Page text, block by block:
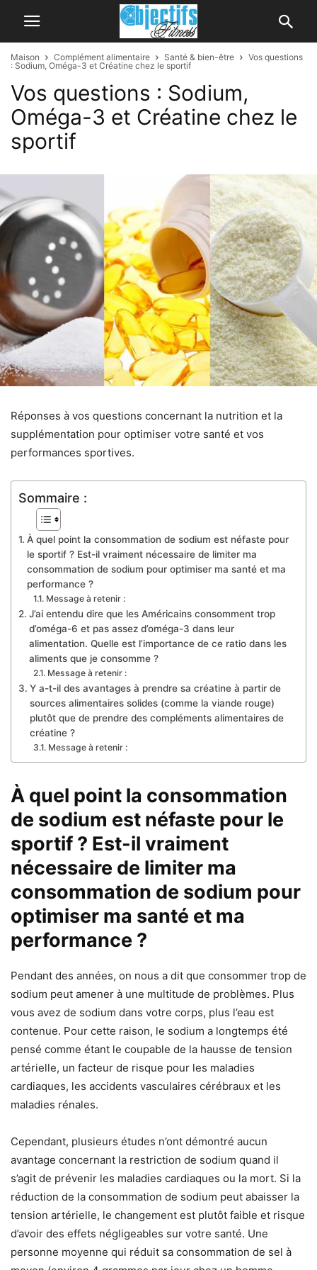
Maison Complément alimentaire Santé & bien-être
Vos questions
: Sodium, Oméga-3 et Créatine chez le sportif
Vos questions : Sodium,
Oméga-3 et Créatine chez le
sportif
Réponses à vos questions concernant la nutrition et la
supplémentation pour optimiser votre santé et vos
performances sportives.
Sommaire :
À quel point la consommation de sodium est néfaste pour
le sportif ? Est-il vraiment nécessaire de limiter ma
consommation de sodium pour optimiser ma santé et ma
performance ?
Message à retenir :
J’ai entendu dire que les Américains consomment trop
d’oméga-6 et pas assez d’oméga-3 dans leur
alimentation. Quelle est l’importance de ce ratio dans les
aliments que je consomme ?
Message à retenir :
Y a-t-il des avantages à prendre sa créatine à partir de
sources alimentaires solides (comme la viande rouge)
plutôt que de prendre des compléments alimentaires de
créatine ?
Message à retenir :
À quel point la consommation
de sodium est néfaste pour le
sportif ? Est-il vraiment
nécessaire de limiter ma
consommation de sodium pour
optimiser ma santé et ma
performance ?
Pendant des années, on nous a dit que consommer trop de
sodium peut amener à une multitude de problèmes. Plus
vous avez de sodium dans votre corps, plus l’eau est
contenue. Pour cette raison, le sodium a longtemps été
pensé comme étant le coupable de la hausse de tension
artérielle, un facteur de risque pour les maladies
cardiaques, les accidents vasculaires cérébraux et les
maladies rénales.
Cependant, plusieurs études n’ont démontré aucun
avantage concernant la restriction de sodium quand il
s’agit de prévenir les maladies cardiaques ou la mort. Si la
réduction de la consommation de sodium peut abaisser la
tension artérielle, le changement est plutôt faible et risque
d’avoir des effets négligeables sur votre santé. Une
personne moyenne qui réduit sa consommation de sel à